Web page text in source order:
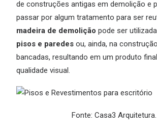
de construções antigas em demolição e
passar por algum tratamento para ser
madeira de demolição pode ser
pisos e paredes ou, ainda, na
bancadas, resultando em um produto
qualidade visual.
Fonte: Casa3 Arquitetura.